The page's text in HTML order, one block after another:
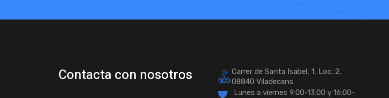
Contacta con nosotros
Carrer de Santa Isabel, 1, Loc. 2,
08840 Viladecans
Lunes a viernes 9:00-13:00 y 16:00-